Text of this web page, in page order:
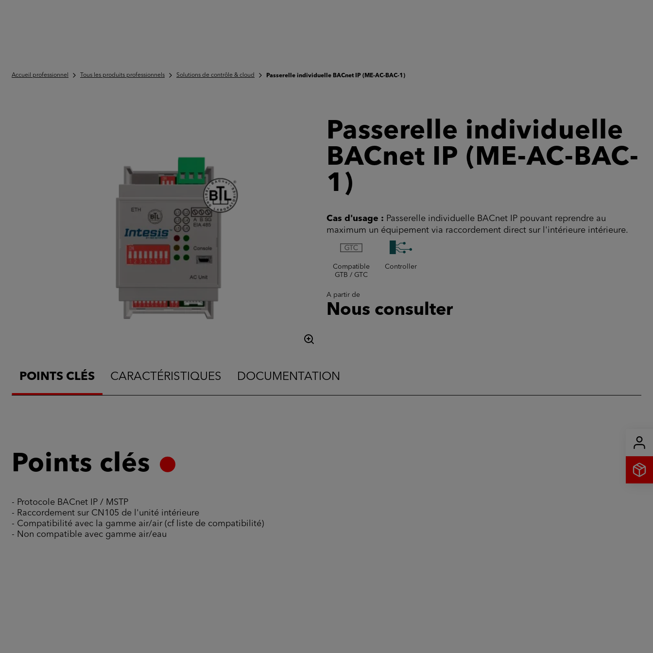
Accueil professionnel Tous les produits professionnels Solutions de contrôle & cloud Passerelle individuelle BACnet IP (ME-AC-BAC-1)
Passerelle individuelle
BACnet IP (ME-AC-BAC-
1)
Cas d'usage : Passerelle individuelle BACnet IP pouvant reprendre au
maximum un équipement via raccordement direct sur l'intérieure intérieure.
Compatible
GTB / GTC
Controller
A partir de
Nous consulter
POINTS CLÉS CARACTÉRISTIQUES DOCUMENTATION
Points clés
- Protocole BACnet IP / MSTP
- Raccordement sur CN105 de l'unité intérieure
- Compatibilité avec la gamme air/air (cf liste de compatibilité)
- Non compatible avec gamme air/eau